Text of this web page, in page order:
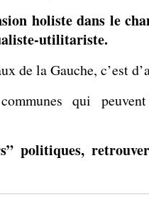
holiste dans le
utilitariste.
de la Gauche, c’est
qui
politiques,